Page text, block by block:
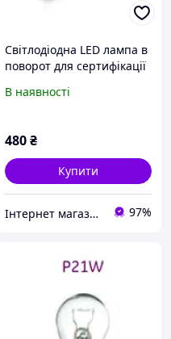
Світлодіодна LED лампа в
поворот для сертифікації
2016 Зелене світло
В наявності
480₴
Купити
Інтернет магазин "Flash Led" 97%